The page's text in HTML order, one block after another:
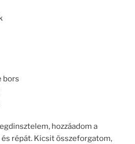
bors
hozzáadom a
répát. Kicsit összeforgatom,